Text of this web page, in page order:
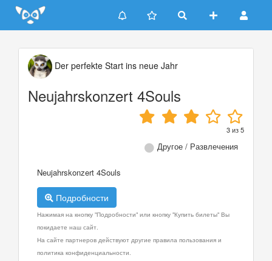
Update cookies preferences
Der perfekte Start ins neue Jahr
Neujahrskonzert 4Souls
3из5
Другое / Развлечения
Neujahrskonzert 4Souls
Подробности
Нажимая на кнопку "Подробности" или кнопку "Купить билеты" Вы
покидаете наш сайт.
На сайте партнеров действуют другие правила пользования и
политика конфиденциальности.